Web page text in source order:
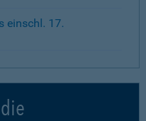
einschl. 17.